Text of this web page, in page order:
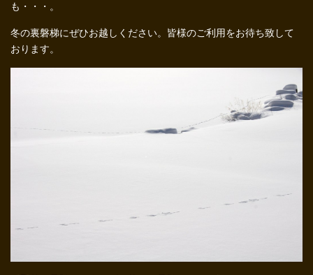
も・・・。
冬の裏磐梯にぜひお越しください。皆様のご利用をお待ち致して
おります。